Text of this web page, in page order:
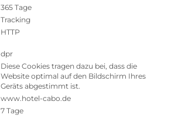
365 Tage
Tracking
HTTP
dpr
Diese Cookies tragen dazu bei, dass die
Website optimal auf den Bildschirm Ihres
Geräts abgestimmt ist.
www.hotel-cabo.de
7 Tage